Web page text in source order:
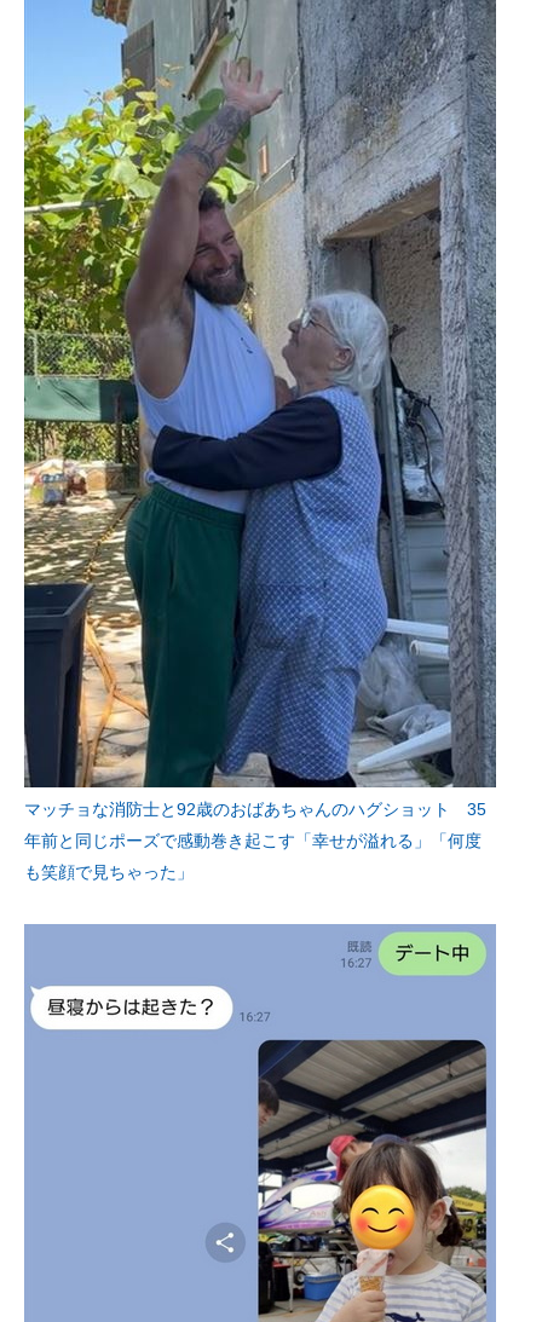
マッチョな消防士と92歳のおばあちゃんのハグショット 35
年前と同じポーズで感動巻き起こす「幸せが溢れる」「何度
も笑顔で見ちゃった」